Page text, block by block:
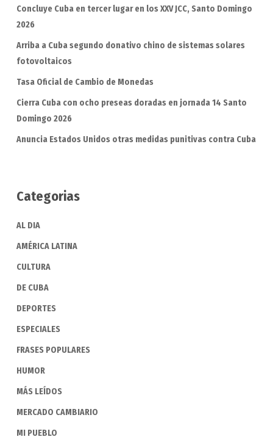
Concluye Cuba en tercer lugar en los XXV JCC, Santo Domingo
2026
Arriba a Cuba segundo donativo chino de sistemas solares
fotovoltaicos
Tasa Oficial de Cambio de Monedas
Cierra Cuba con ocho preseas doradas en jornada 14 Santo
Domingo 2026
Anuncia Estados Unidos otras medidas punitivas contra Cuba
Categorias
AL DIA
AMÉRICA LATINA
CULTURA
DE CUBA
DEPORTES
ESPECIALES
FRASES POPULARES
HUMOR
MÁS LEÍDOS
MERCADO CAMBIARIO
MI PUEBLO